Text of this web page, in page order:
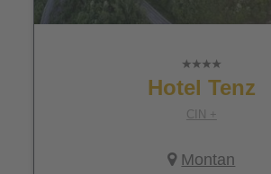
Hotel Tenz
CIN +
Montan